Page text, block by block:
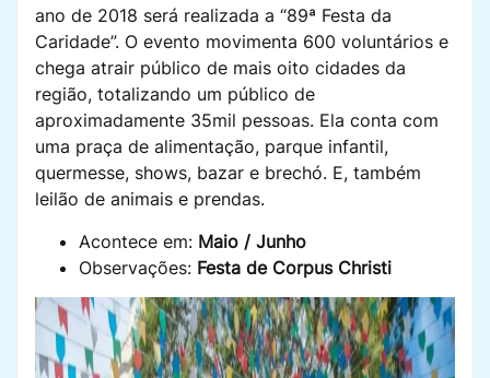
ano de 2018 será realizada a “89ª Festa da
Caridade”. O evento movimenta 600 voluntários e
chega atrair público de mais oito cidades da
região, totalizando um público de
aproximadamente 35mil pessoas. Ela conta com
uma praça de alimentação, parque infantil,
quermesse, shows, bazar e brechó. E, também
leilão de animais e prendas.
Acontece em: Maio / Junho
Observações: Festa de Corpus Christi